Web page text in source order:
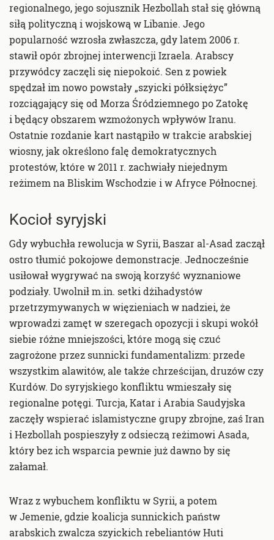
regionalnego, jego sojusznik Hezbollah stał się główną
siłą polityczną i wojskową w Libanie. Jego
popularność wzrosła zwłaszcza, gdy latem 2006 r.
stawił opór zbrojnej interwencji Izraela. Arabscy
przywódcy zaczęli się niepokoić. Sen z powiek
spędzał im nowo powstały „szyicki półksiężyc”
rozciągający się od Morza Śródziemnego po Zatokę
i będący obszarem wzmożonych wpływów Iranu.
Ostatnie rozdanie kart nastąpiło w trakcie arabskiej
wiosny, jak określono falę demokratycznych
protestów, które w 2011 r. zachwiały niejednym
reżimem na Bliskim Wschodzie i w Afryce Północnej.
Kocioł syryjski
Gdy wybuchła rewolucja w Syrii, Baszar al-Asad zaczął
ostro tłumić pokojowe demonstracje. Jednocześnie
usiłował wygrywać na swoją korzyść wyznaniowe
podziały. Uwolnił m.in. setki dżihadystów
przetrzymywanych w więzieniach w nadziei, że
wprowadzi zamęt w szeregach opozycji i skupi wokół
siebie różne mniejszości, które mogą się czuć
zagrożone przez sunnicki fundamentalizm: przede
wszystkim alawitów, ale także chrześcijan, druzów czy
Kurdów. Do syryjskiego konfliktu wmieszały się
regionalne potęgi. Turcja, Katar i Arabia Saudyjska
zaczęły wspierać islamistyczne grupy zbrojne, zaś Iran
i Hezbollah pospieszyły z odsieczą reżimowi Asada,
który bez ich wsparcia pewnie już dawno by się
załamał.
Wraz z wybuchem konfliktu w Syrii, a potem
w Jemenie, gdzie koalicja sunnickich państw
arabskich zwalcza szyickich rebeliantów Huti